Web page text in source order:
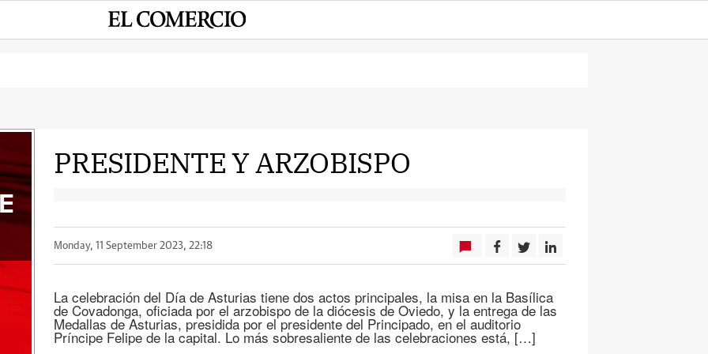
PRESIDENTE Y ARZOBISPO
Monday, 11 September 2023, 22:18
La celebración del Día de Asturias tiene dos actos principales, la misa en la Basílica
de Covadonga, oficiada por el arzobispo de la diócesis de Oviedo, y la entrega de las
Medallas de Asturias, presidida por el presidente del Principado, en el auditorio
Príncipe Felipe de la capital. Lo más sobresaliente de las celebraciones está, […]